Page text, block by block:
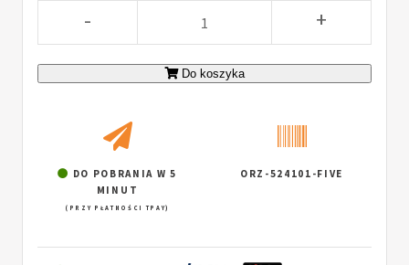
- +
Do koszyka
DO POBRANIA W 5
MINUT
(PRZY PŁATNOŚCI TPAY)
ORZ-524101-FIVE